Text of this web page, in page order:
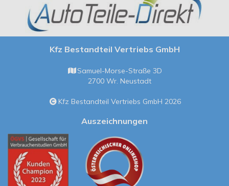
Kfz Bestandteil Vertriebs GmbH
Samuel-Morse-Straße 3D
2700 Wr. Neustadt
Kfz Bestandteil Vertriebs GmbH 2026
Auszeichnungen